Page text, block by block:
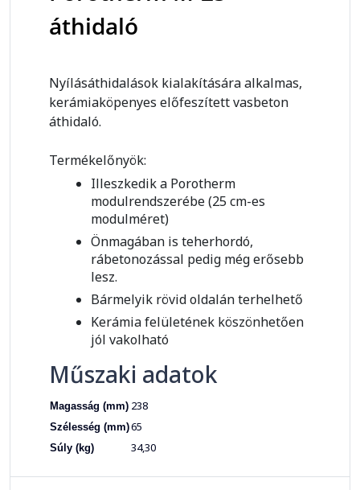
áthidaló
Nyílásáthidalások kialakítására alkalmas,
kerámiaköpenyes előfeszített vasbeton
áthidaló.
Termékelőnyök:
Illeszkedik a Porotherm
modulrendszerébe (25 cm-es
modulméret)
Önmagában is teherhordó,
rábetonozással pedig még erősebb
lesz.
Bármelyik rövid oldalán terhelhető
Kerámia felületének köszönhetően
jól vakolható
Műszaki adatok
Magasság (mm) 238
Szélesség (mm)65
Súly (kg) 34,30